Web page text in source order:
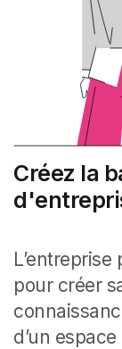
Créez la
pour créer
d’un